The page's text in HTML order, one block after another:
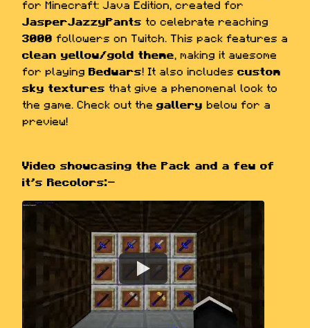
JasperJazzyPants
3000
clean yellow/gold theme , making it awesome
for playing Bedwars! It also includes custom
sky textures that give a phenomenal look to
the game. Check out the gallery below for a
preview!
Video showcasing the Pack and a few of
it's Recolors:-